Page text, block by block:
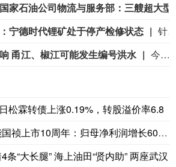
宁德时代锂矿处于停产检修状态
针对市场高度关注的宁德时代宜春枧下窝锂矿复产传闻，宜春市宜丰县生态环境局今日正式回应称：现场检查时，该企业处于停产检修状态，
甬江、椒江可能发生编号洪水 今天上午，水利部举行会商，分析研判全国的防汛形势。截至今天9时，黑龙江、内蒙古、河北、陕西、云南等地13条河流仍维持超警。8月7日至9日，受降雨影响，甬江、椒江可能发生编号洪水，暴雨区内部分中小河流及太湖周边河网区部分站点可能发生超警洪水；受上游来水影响，黑龙江干流抚远江段将超警，松花江干流及支流呼兰河、黑龙江干流同江至勤得利江段将维持超警。8月7日8时至8月8日8时，河北西南部、山西东部部分地区发生山洪灾害的可能性大（橙色预警）。水利部今天8时发布橙色山洪灾害气象预警，提醒暴雨洪水影响地区社会公众注意防范。
松霖转债上涨0.19%，转股溢价率6.8
上市10周年：归母净利润增长605%，市
“大长腿” 海上油田“贤内助” 两座武汉